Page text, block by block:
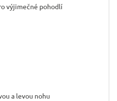
výjimečné pohodlí
a levou nohu